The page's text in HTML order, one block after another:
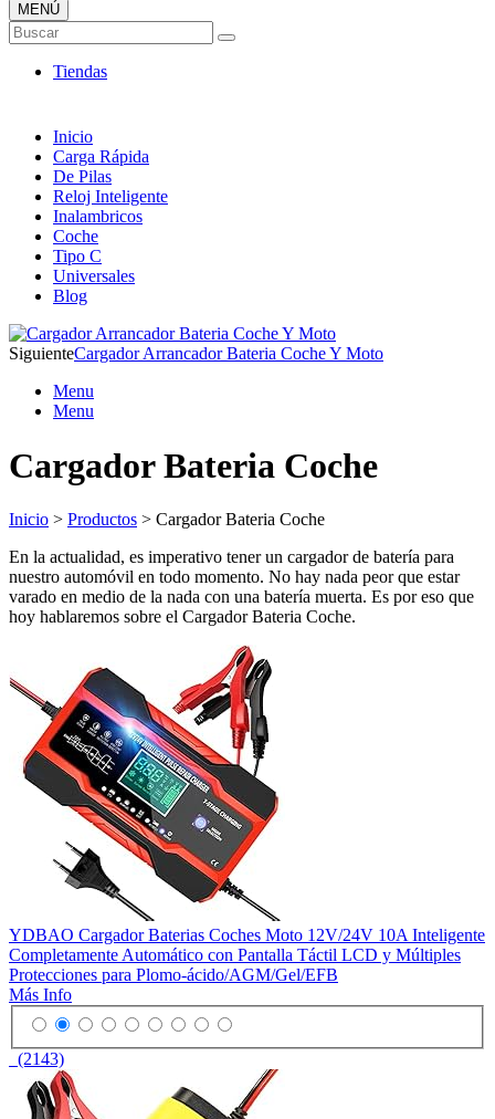
Tienda ONLINE de Cargadores
Más Baratos
MENÚ
Buscar
Tiendas
Inicio
Carga Rápida
De Pilas
Reloj Inteligente
Inalambricos
Coche
Tipo C
Universales
Blog
SiguienteCargador Arrancador Bateria Coche Y Moto
Menu
Menu
Cargador Bateria Coche
Inicio > Productos > Cargador Bateria Coche
En la actualidad, es imperativo tener un cargador de batería para
nuestro automóvil en todo momento. No hay nada peor que estar
varado en medio de la nada con una batería muerta. Es por eso que
hoy hablaremos sobre el Cargador Bateria Coche.
YDBAO Cargador Baterias Coches Moto 12V/24V 10A Inteligente
Completamente Automático con Pantalla Táctil LCD y Múltiples
Protecciones para Plomo-ácido/AGM/Gel/EFB
Más Info
(2143)